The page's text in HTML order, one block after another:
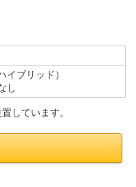
イブリッド）
し
しています。